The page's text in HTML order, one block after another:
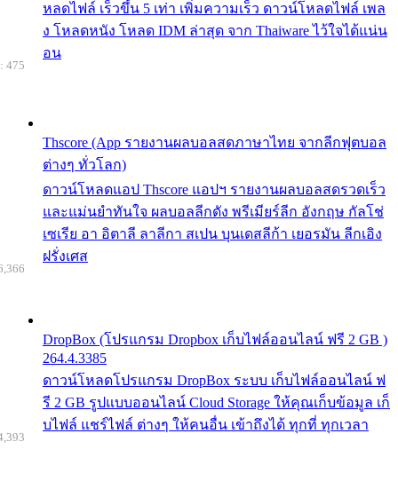
หลดไฟล์ เร็วขึ้น 5 เท่า เพิ่มความเร็ว ดาวน์โหลดไฟล์ เพล
ง โหลดหนัง โหลด IDM ล่าสุด จาก Thaiware ไว้ใจได้แน่น
อน
Thscore (App รายงานผลบอลสดภาษาไทย จากลีกฟุตบอล
ต่างๆ ทั่วโลก)
ดาวน์โหลดแอป Thscore แอปฯ รายงานผลบอลสดรวดเร็ว
และแม่นยำทันใจ ผลบอลลีกดัง พรีเมียร์ลีก อังกฤษ กัลโช่
เซเรีย อา อิตาลี ลาลีกา สเปน บุนเดสลีก้า เยอรมัน ลีกเอิง
ฝรั่งเศส
475
DropBox (โปรแกรม Dropbox เก็บไฟล์ออนไลน์ ฟรี 2 GB )
264.4.3385
ดาวน์โหลดโปรแกรม DropBox ระบบ เก็บไฟล์ออนไลน์ ฟ
รี 2 GB รูปแบบออนไลน์ Cloud Storage ให้คุณเก็บข้อมูล เก็
บไฟล์ แชร์ไฟล์ ต่างๆ ให้คนอื่น เข้าถึงได้ ทุกที่ ทุกเวลา